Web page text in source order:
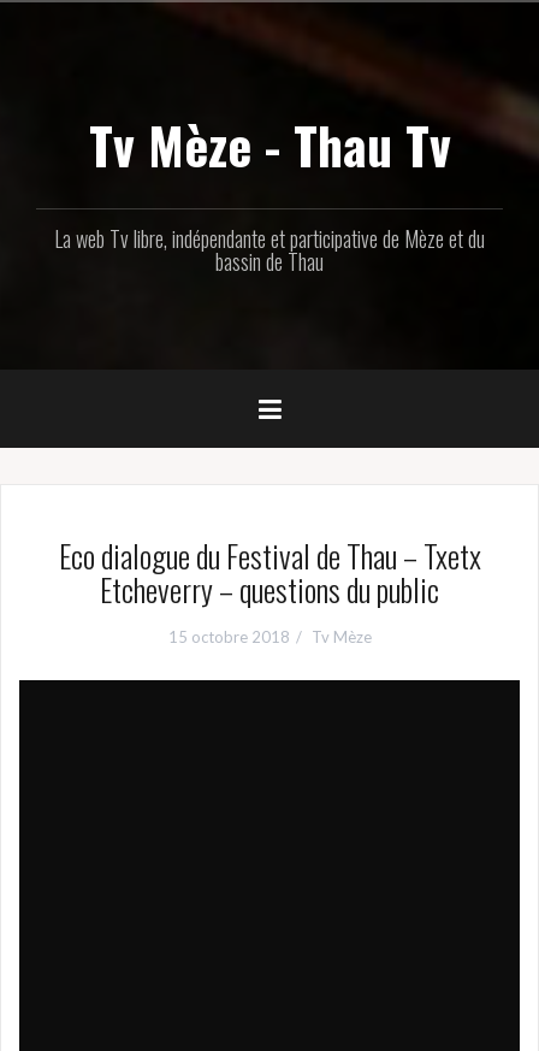
Tv Mèze - Thau Tv
La web Tv libre, indépendante et participative de Mèze et du
bassin de Thau
Eco dialogue du Festival de Thau – Txetx
Etcheverry – questions du public
15 octobre 2018 Tv Mèze